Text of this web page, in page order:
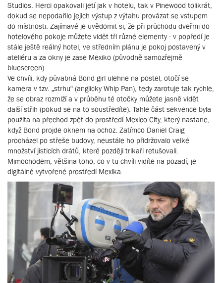
Studios. Herci opakovali jetí jak v hotelu, tak v Pinewood tolikrát,
dokud se nepodařilo jejich výstup z výtahu provázat se vstupem
do místnosti. Zajímavé je uvědomit si, že při průchodu dveřmi do
hotelového pokoje můžete vidět tři různé elementy - v popředí je
stále ještě reálný hotel, ve středním plánu je pokoj postavený v
ateliéru a za okny je zase Mexiko (původně samozřejmě
bluescreen).
Ve chvíli, kdy půvabná Bond girl ulehne na postel, otočí se
kamera v tzv. „strhu“ (anglicky Whip Pan), tedy zarotuje tak rychle,
že se obraz rozmlží a v průběhu té otočky můžete jasně vidět
další střih (pokud se na to soustředíte). Tahle část sekvence byla
použita na přechod zpět do prostředí Mexico City, který nastane,
když Bond projde oknem na ochoz. Zatímco Daniel Craig
procházel po střeše budovy, neustále ho přidržovalo velké
množství jisticích drátů, které později trikaři retušovali.
Mimochodem, většina toho, co v tu chvíli vidíte na pozadí, je
digitálně vytvořené prostředí Mexika.